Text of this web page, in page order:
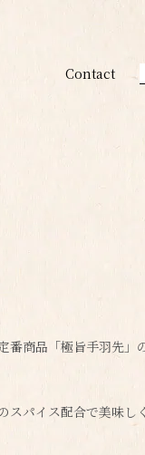
Contact
商品「極旨手羽先」
スパイス配合で美味し